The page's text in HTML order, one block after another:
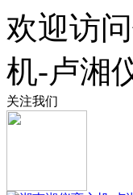
欢迎访
机-卢湘
关注我们